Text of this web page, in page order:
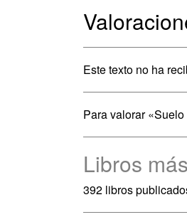
Este texto no ha
Para valorar
Libros
392 libros